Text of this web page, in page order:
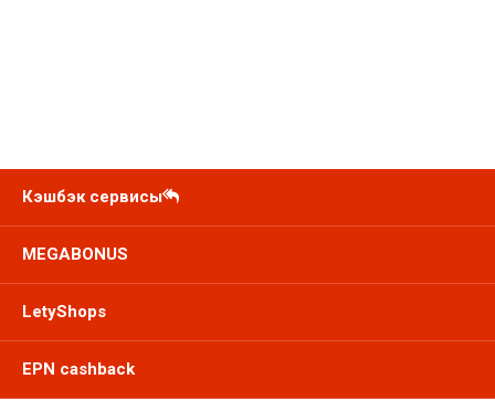
Кэшбэк сервисы
MEGABONUS
LetyShops
EPN cashback